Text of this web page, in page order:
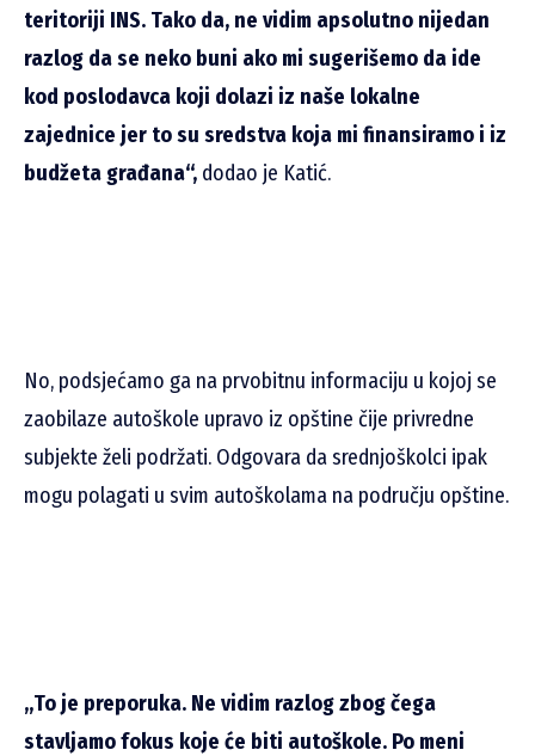
teritoriji INS. Tako da, ne vidim apsolutno nijedan
razlog da se neko buni ako mi sugerišemo da ide
kod poslodavca koji dolazi iz naše lokalne
zajednice jer to su sredstva koja mi finansiramo i iz
budžeta građana“, dodao je Katić.
No, podsjećamo ga na prvobitnu informaciju u kojoj se
zaobilaze autoškole upravo iz opštine čije privredne
subjekte želi podržati. Odgovara da srednjoškolci ipak
mogu polagati u svim autoškolama na području opštine.
„To je preporuka. Ne vidim razlog zbog čega
stavljamo fokus koje će biti autoškole. Po meni